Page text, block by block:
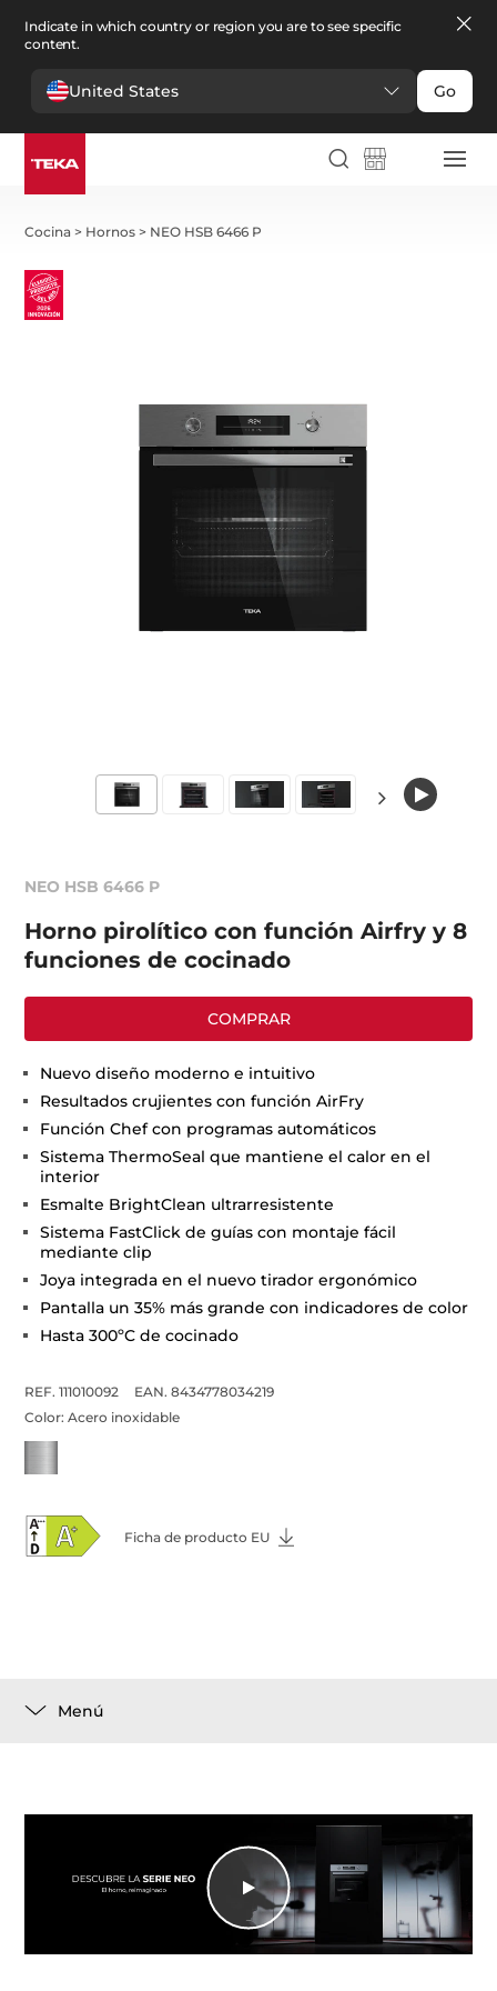
Indicate in which country or region you are to see specific
content.
United States Go
Cocina > Hornos > NEO HSB 6466 P
NEO HSB 6466 P
Horno pirolítico con función Airfry y 8
funciones de cocinado
COMPRAR
Nuevo diseño moderno e intuitivo
Resultados crujientes con función AirFry
Función Chef con programas automáticos
Sistema ThermoSeal que mantiene el calor en el
interior
Esmalte BrightClean ultrarresistente
Sistema FastClick de guías con montaje fácil
mediante clip
Joya integrada en el nuevo tirador ergonómico
Pantalla un 35% más grande con indicadores de color
Hasta 300ºC de cocinado
REF. 111010092
EAN. 8434778034219
Color:Acero inoxidable
Ficha de producto EU
Menú